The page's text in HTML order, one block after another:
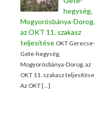
hegység,
Mogyorósbánya-Dorog,
az OKT 11. szakasz
teljesítése OKT Gerecse-
Gete-hegység,
Mogyorósbánya-Dorog, az
OKT 11. szakasz teljesítése
Az OKT […]